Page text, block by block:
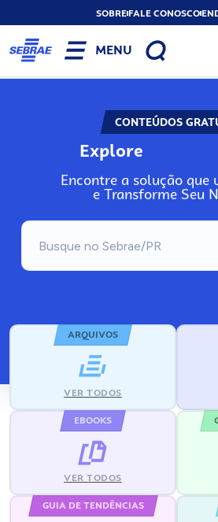
SOBREFALE CONOSCO
MENU
CONTEÚDOS
Explore
Encontre a solução que
e Transforme Seu
ARQUIVOS
VER TODOS
EBOOKS
VER TODOS
GUIA DE TENDÊNCIAS